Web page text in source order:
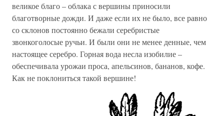
великое благо – облака с вершины приносили
благотворные дожди. И даже если их не было, все равно
со склонов постоянно бежали серебристые
звонкоголосые ручьи. И были они не менее денные, чем
настоящее серебро. Горная вода несла изобилие –
обеспечивала урожаи проса, апельсинов, бананов, кофе.
Как не поклониться такой вершине!